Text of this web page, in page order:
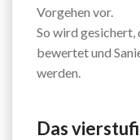
Vorgehen vor.
So wird gesichert,
bewertet und
werden.
Das